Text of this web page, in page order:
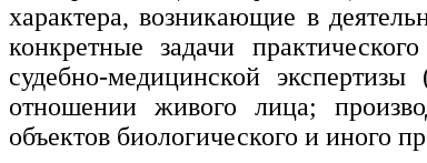
Техника и технологии
транспорта
Техника и технологии
характера, возникающие в
конкретные задачи
судебно-медицинской
отношении живого лица;
объектов биологического и иного